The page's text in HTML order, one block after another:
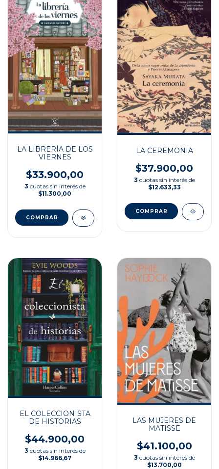
LA LIBRERÍA DE LOS
VIERNES
$33.900,00
3 cuotas sin interés de
$11.300,00
LA CEREMONIA
$37.900,00
3 cuotas sin interés de
$12.633,33
EL COLECCIONISTA
DE HISTORIAS
$44.900,00
3 cuotas sin interés de
$14.966,67
LAS MUJERES DE
MATISSE
$41.100,00
3 cuotas sin interés de
$13.700,00